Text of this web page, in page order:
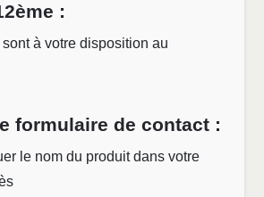
:
à votre disposition au
formulaire de contact :
le nom du produit dans votre